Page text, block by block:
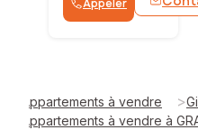
Appeler
Appartements à vendre >
Appartements à vendre à